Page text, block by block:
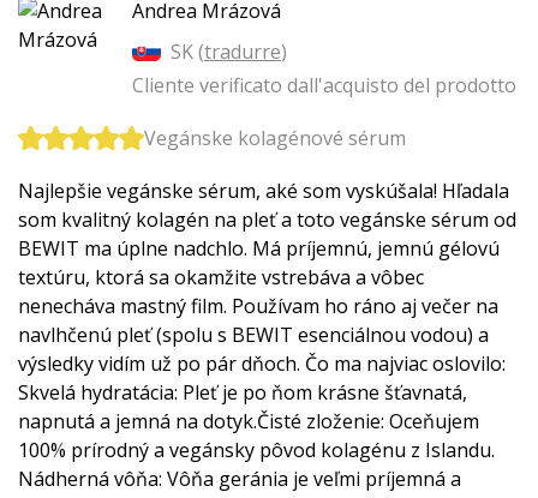
Andrea Mrázová
SK (tradurre)
Cliente verificato dall'acquisto del prodotto
Vegánske kolagénové sérum
Najlepšie vegánske sérum, aké som vyskúšala! Hľadala
som kvalitný kolagén na pleť a toto vegánske sérum od
BEWIT ma úplne nadchlo. Má príjemnú, jemnú gélovú
textúru, ktorá sa okamžite vstrebáva a vôbec
nenecháva mastný film. Používam ho ráno aj večer na
navlhčenú pleť (spolu s BEWIT esenciálnou vodou) a
výsledky vidím už po pár dňoch. Čo ma najviac oslovilo:
Skvelá hydratácia: Pleť je po ňom krásne šťavnatá,
napnutá a jemná na dotyk.Čisté zloženie: Oceňujem
100% prírodný a vegánsky pôvod kolagénu z Islandu.
Nádherná vôňa: Vôňa geránia je veľmi príjemná a